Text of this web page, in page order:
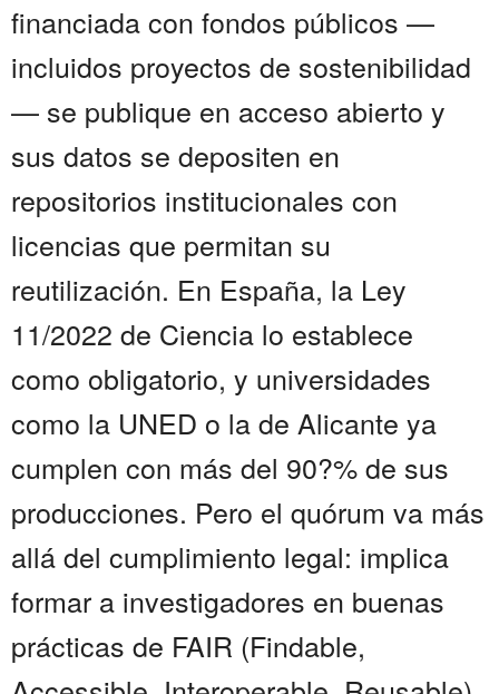
financiada con fondos públicos —
incluidos proyectos de sostenibilidad
— se publique en acceso abierto y
sus datos se depositen en
repositorios institucionales con
licencias que permitan su
reutilización. En España, la Ley
11/2022 de Ciencia lo establece
como obligatorio, y universidades
como la UNED o la de Alicante ya
cumplen con más del 90?% de sus
producciones. Pero el quórum va más
allá del cumplimiento legal: implica
formar a investigadores en buenas
prácticas de FAIR (Findable,